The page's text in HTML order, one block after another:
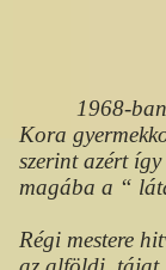
1968-
Kora
szerint azért
magába a “
Régi mestere